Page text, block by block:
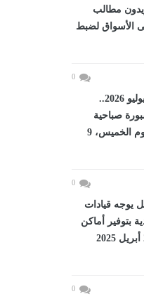
يؤيدون مطالب
الأسواق لضبط
0
طقس الخميس 9 يوليو 2026..
صباحية
والأرصاد تكشف درجات...اليوم الخميس، 9
0
يوجه قيادات
بتوفير أماكن
في رحلات...اليوم الأربعاء، 2 أبريل 2025
0